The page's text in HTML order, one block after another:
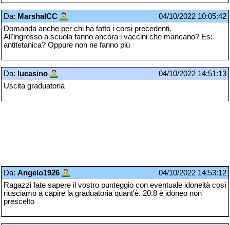
Da: MarshalCC
04/10/2022 10:05:42
Domanda anche per chi ha fatto i corsi precedenti.
All'ingresso a scuola fanno ancora i vaccini che mancano? Es:
antitetanica? Oppure non ne fanno più
Da: lucasino
04/10/2022 14:51:13
Uscita graduatoria
Da: Angelo1926
04/10/2022 14:53:12
Ragazzi fate sapere il vostro punteggio con eventuale idoneità così
riusciamo a capire la graduatoria quant'è. 20.8 è idoneo non
prescelto